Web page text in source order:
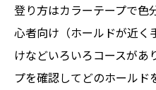
登り方はカラーテープで色
心者向け（ホールドが近く
けなどいろいろコースがあ
プを確認してどのホール